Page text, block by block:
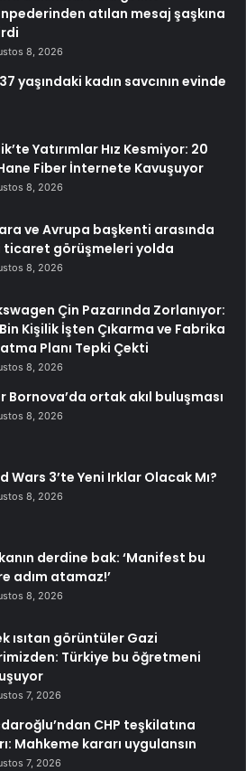
atılan mesaj şaşkına
8, 2026
yaşındaki kadın savcının evinde
Yatırımlar Hız Kesmiyor: 20
Fiber İnternete Kavuşuyor
8, 2026
ve Avrupa başkenti arasında
ticaret görüşmeleri yolda
8, 2026
Çin Pazarında Zorlanıyor:
Kişilik İşten Çıkarma ve Fabrika
Planı Tepki Çekti
8, 2026
Bornova’da ortak akıl buluşması
8, 2026
Wars 3’te Yeni Irklar Olacak Mı?
8, 2026
derdine bak: ‘Manifest bu
adım atamaz!’
8, 2026
ısıtan görüntüler Gazi
Türkiye bu öğretmeni
7, 2026
CHP teşkilatına
Mahkeme kararı uygulansın
7, 2026